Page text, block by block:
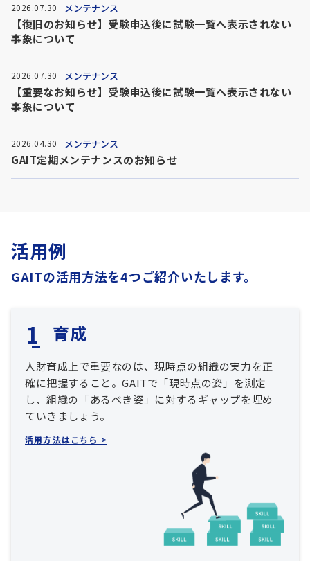
2026.07.30 メンテナンス
【復旧のお知らせ】受験申込後に試験一覧へ表示されない
事象について
2026.07.30 メンテナンス
【重要なお知らせ】受験申込後に試験一覧へ表示されない
事象について
2026.04.30 メンテナンス
GAIT定期メンテナンスのお知らせ
活用例
GAITの活用方法を4つご紹介いたします。
育成
人財育成上で重要なのは、現時点の組織の実力を正
確に把握すること。GAITで「現時点の姿」を測定
し、組織の「あるべき姿」に対するギャップを埋め
ていきましょう。
活用方法はこちら >